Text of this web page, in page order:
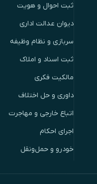
ثبت احوال و هویت
دیوان عدالت اداری
سربازی و نظام وظیفه
ثبت اسناد و املاک
مالکیت فکری
داوری و حل اختلاف
اتباع خارجی و مهاجرت
اجرای احکام
خودرو و حمل‌ونقل